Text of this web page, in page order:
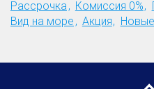
Рассрочка
Комиссия 0%
Вид на море
Акция Новые